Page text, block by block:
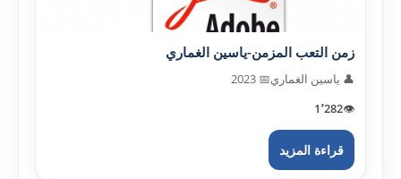
زمن التعب المزمن-ياسين الغماري
👤 ياسين الغماري📅 2023
👁️1٬282
قراءة المزيد